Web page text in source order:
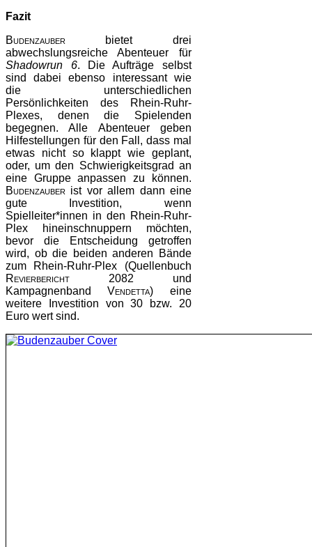
Fazit
Budenzauber bietet drei
abwechslungsreiche Abenteuer für
Shadowrun
6. Die Aufträge selbst
sind dabei ebenso interessant wie
die unterschiedlichen
Persönlichkeiten des Rhein-Ruhr-
Plexes, denen die Spielenden
begegnen. Alle Abenteuer geben
Hilfestellungen für den Fall, dass mal
etwas nicht so klappt wie geplant,
oder, um den Schwierigkeitsgrad an
eine Gruppe anpassen zu können.
Budenzauber ist vor allem dann eine
gute Investition, wenn
Spielleiter*innen in den Rhein-Ruhr-
Plex hineinschnuppern möchten,
bevor die Entscheidung getroffen
wird, ob die beiden anderen Bände
zum Rhein-Ruhr-Plex (Quellenbuch
Revierbericht 2082 und
KampagnenbandVendetta) eine
weitere Investition von 30 bzw. 20
Euro wert sind.